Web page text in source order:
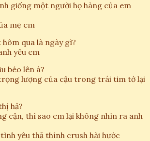
giống một người họ hàng của em
mẹ em
hôm qua là ngày gì?
yêu em
béo lên à?
lượng của cậu trong trái tim tớ lại
hả?
cận, thì sao em lại không nhìn ra anh
yêu thả thính crush hài hước